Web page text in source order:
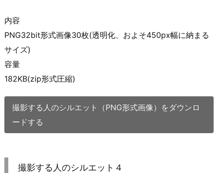
内容
PNG32bit形式画像30枚(透明化、およそ450px幅に納まる
サイズ)
容量
182KB(zip形式圧縮)
撮影する人のシルエット（PNG形式画像）をダウンロ
ードする
撮影する人のシルエット４